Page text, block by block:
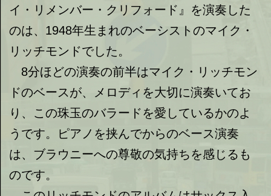
イ・リメンバー・クリフォード』を演奏した
のは、1948年生まれのベーシストのマイク・
リッチモンドでした。
8分ほどの演奏の前半はマイク・リッチモン
ドのベースが、メロディを大切に演奏いてお
り、この珠玉のバラードを愛しているかのよ
うです。ピアノを挟んでからのベース演奏
は、ブラウニーへの尊敬の気持ちを感じるも
のです。